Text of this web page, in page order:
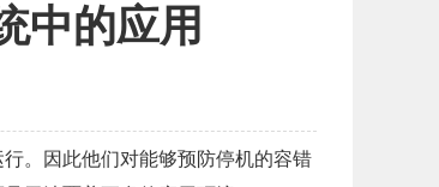
中的应用
。因此他们对能够预防停机的容错